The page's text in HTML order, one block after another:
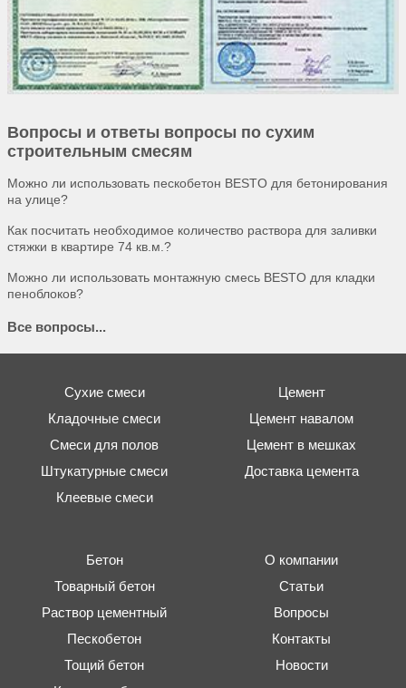
Вопросы и ответы вопросы по сухим
строительным смесям
Можно ли использовать пескобетон BESTO для бетонирования
на улице?
Как посчитать необходимое количество раствора для заливки
стяжки в квартире 74 кв.м.?
Можно ли использовать монтажную смесь BESTO для кладки
пеноблоков?
Все вопросы...
Сухие смеси
Кладочные смеси
Смеси для полов
Штукатурные смеси
Клеевые смеси
Цемент
Цемент навалом
Цемент в мешках
Доставка цемента
Бетон
Товарный бетон
Раствор цементный
Пескобетон
Тощий бетон
О компании
Статьи
Вопросы
Контакты
Новости